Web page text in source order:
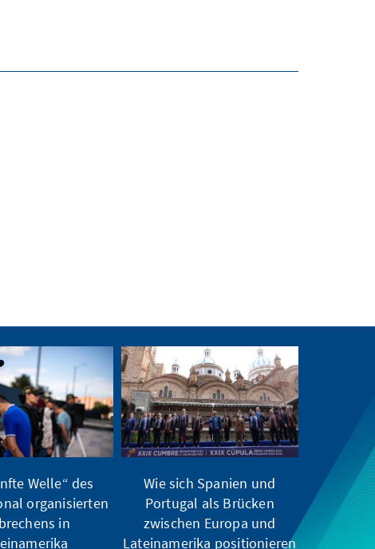
Welle“ des
organisierten
in
Wie sich Spanien und
Portugal als Brücken
zwischen Europa und
Lateinamerika positionieren